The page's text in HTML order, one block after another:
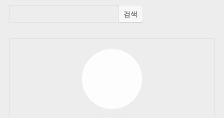
검색